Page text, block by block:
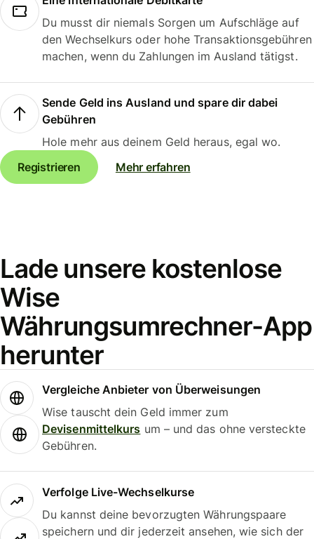
Du musst dir niemals Sorgen um Aufschläge auf
den Wechselkurs oder hohe Transaktionsgebühren
machen, wenn du Zahlungen im Ausland tätigst.
Sende Geld ins Ausland und spare dir dabei
Gebühren
Hole mehr aus deinem Geld heraus, egal wo.
Registrieren
Mehr erfahren
Lade unsere kostenlose
Wise
Währungsumrechner-App
herunter
Vergleiche Anbieter von Überweisungen
Wise tauscht dein Geld immer zum
Devisenmittelkurs um – und das ohne versteckte
Gebühren.
Verfolge Live-Wechselkurse
Du kannst deine bevorzugten Währungspaare
speichern und dir jederzeit ansehen, wie sich der